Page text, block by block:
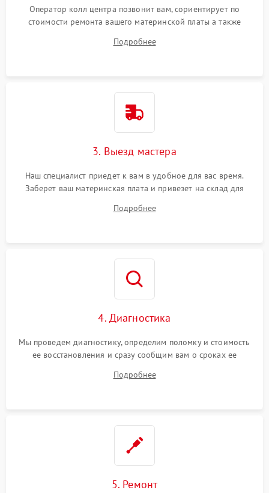
Оператор колл центра позвонит вам, сориентирует по
стоимости ремонта вашего материнской платы а также
Подробнее
3. Выезд мастера
Наш специалист приедет к вам в удобное для вас время.
Заберет ваш материнская плата и привезет на склад для
Подробнее
4. Диагностика
Мы проведем диагностику, определим поломку и стоимость
ее восстановления и сразу сообщим вам о сроках ее
Подробнее
5. Ремонт